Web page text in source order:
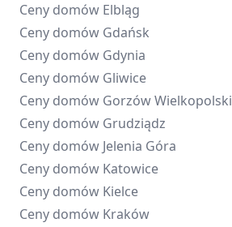
Ceny domów Elbląg
Ceny domów Gdańsk
Ceny domów Gdynia
Ceny domów Gliwice
Ceny domów Gorzów Wielkopolski
Ceny domów Grudziądz
Ceny domów Jelenia Góra
Ceny domów Katowice
Ceny domów Kielce
Ceny domów Kraków